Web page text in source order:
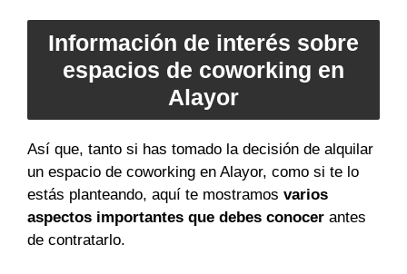
Información de interés sobre
espacios de coworking en
Alayor
Así que, tanto si has tomado la decisión de alquilar
un espacio de coworking en Alayor, como si te lo
estás planteando, aquí te mostramos varios
aspectos importantes que debes conocer antes
de contratarlo.